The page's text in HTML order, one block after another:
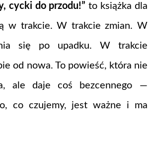
cycki do przodu!” to książka dla
w trakcie. W trakcie zmian. W
się po upadku. W trakcie
od nowa. To powieść, która nie
ale daje coś bezcennego —
co czujemy, jest ważne i ma